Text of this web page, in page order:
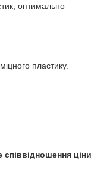
оптимально
пластику.
співвідношення ціни